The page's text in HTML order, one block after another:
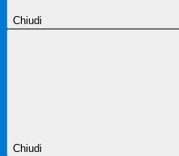
Chiudi
Chiudi